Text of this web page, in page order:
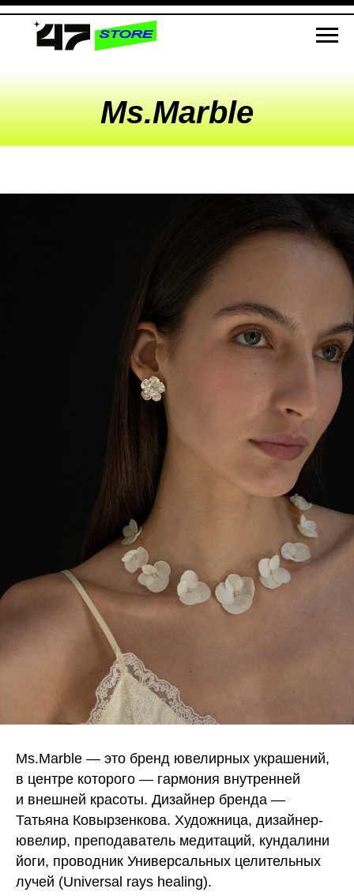
Ms.Marble
Ms.Marble — это бренд ювелирных украшений,
в центре которого — гармония внутренней
и внешней красоты. Дизайнер бренда —
Татьяна Ковырзенкова. Художница, дизайнер-
ювелир, преподаватель медитаций, кундалини
йоги, проводник Универсальных целительных
лучей (Universal rays healing).